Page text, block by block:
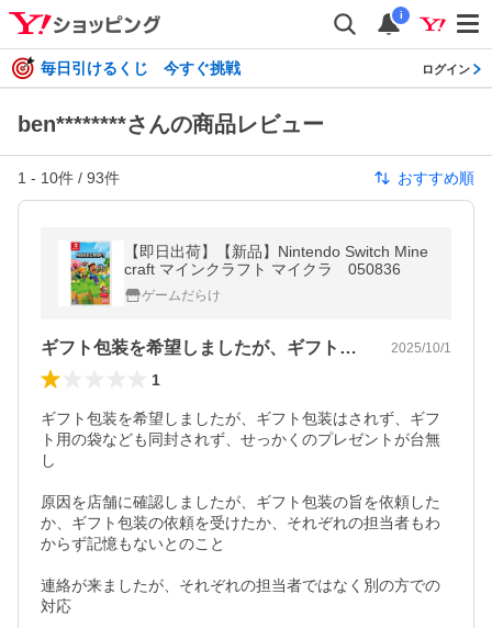
i
毎日引けるくじ 今すぐ挑戦 ログイン
ben********さんの商品レビュー
1 - 10件 / 93件 おすすめ順
【即日出荷】【新品】Nintendo Switch Mine
craft マインクラフト マイクラ 050836
ゲームだらけ
ギフト包装を希望しましたが、ギフト包装… 2025/10/1
1
ギフト包装を希望しましたが、ギフト包装はされず、ギフ
ト用の袋なども同封されず、せっかくのプレゼントが台無
し
原因を店舗に確認しましたが、ギフト包装の旨を依頼した
か、ギフト包装の依頼を受けたか、それぞれの担当者もわ
からず記憶もないとのこと
連絡が来ましたが、それぞれの担当者ではなく別の方での
対応